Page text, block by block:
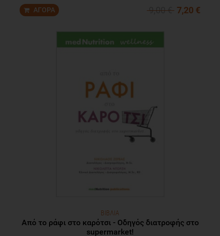
9,00 € 7,20 €
ΒΙΒΛΙΑ
Από το ράφι στο καρότσι - Οδηγός διατροφής στο
supermarket!